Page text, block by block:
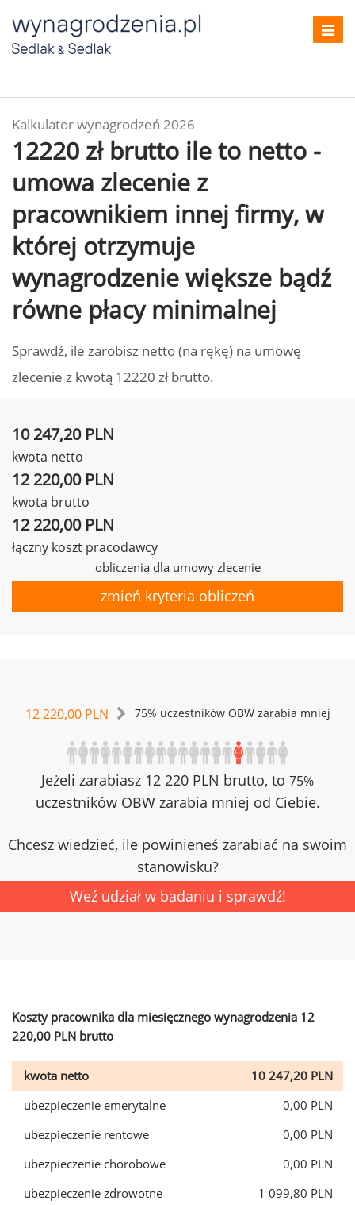
Kalkulator wynagrodzeń 2026
12220 zł brutto ile to netto -
umowa zlecenie z
pracownikiem innej firmy, w
której otrzymuje
wynagrodzenie większe bądź
równe płacy minimalnej
Sprawdź, ile zarobisz netto (na rękę) na umowę
zlecenie z kwotą 12220 zł brutto.
10 247,20 PLN
kwota netto
12 220,00 PLN
kwota brutto
12 220,00 PLN
łączny koszt pracodawcy
obliczenia dla umowy zlecenie
zmień kryteria obliczeń
12 220,00 PLN 75% uczestników OBW zarabia mniej
Jeżeli zarabiasz 12 220 PLN brutto, to 75%
uczestników OBW zarabia mniej od Ciebie.
Chcesz wiedzieć, ile powinieneś zarabiać na swoim
stanowisku?
Weź udział w badaniu i sprawdź!
Koszty pracownika dla miesięcznego wynagrodzenia 12
220,00 PLN brutto
kwota netto
10 247,20 PLN
ubezpieczenie emerytalne
0,00 PLN
ubezpieczenie rentowe
0,00 PLN
ubezpieczenie chorobowe
0,00 PLN
ubezpieczenie zdrowotne
1 099,80 PLN